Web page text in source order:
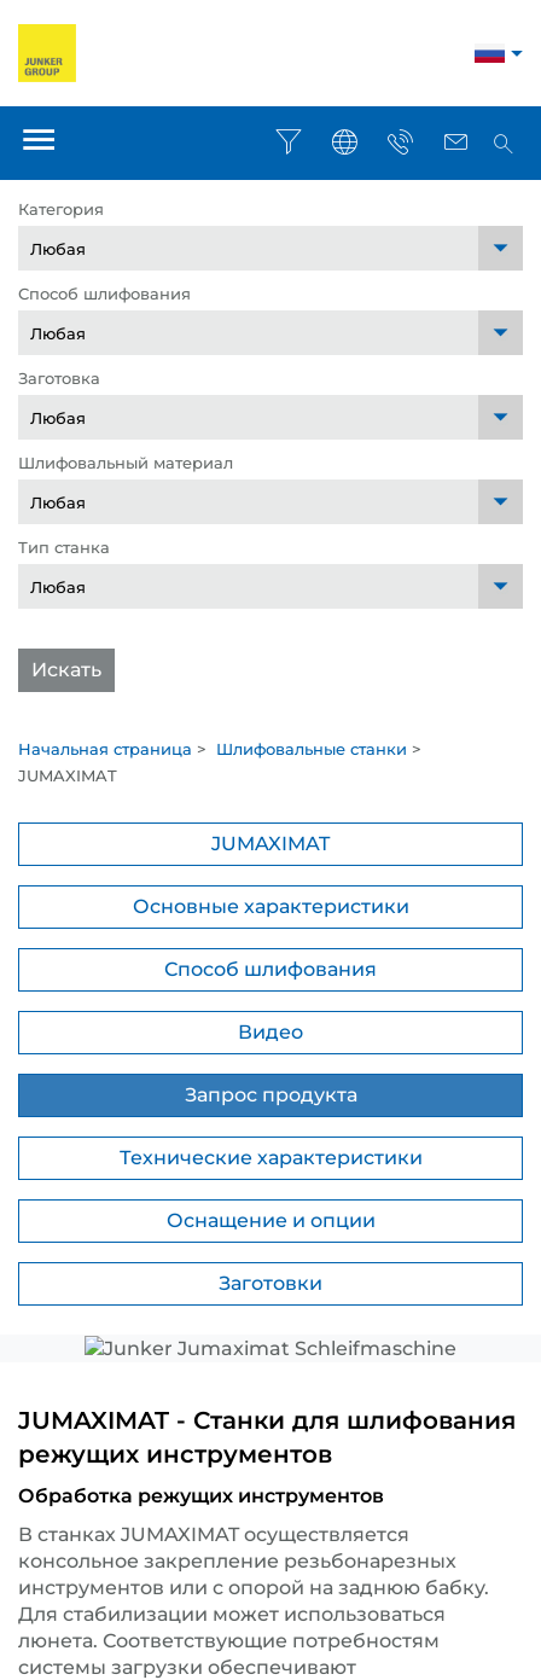
Категория
Способ шлифования
Заготовка
Шлифовальный материал
Тип станка
Искать
Начальная страница > Шлифовальные станки >
JUMAXIMAT
JUMAXIMAT
Основные характеристики
Способ шлифования
Видео
Запрос продукта
Технические характеристики
Оснащение и опции
Заготовки
JUMAXIMAT - Станки для шлифования
режущих инструментов
Обработка режущих инструментов
В станках JUMAXIMAT осуществляется
консольное закрепление резьбонарезных
инструментов или с опорой на заднюю бабку.
Для стабилизации может использоваться
люнета. Соответствующие потребностям
системы загрузки обеспечивают